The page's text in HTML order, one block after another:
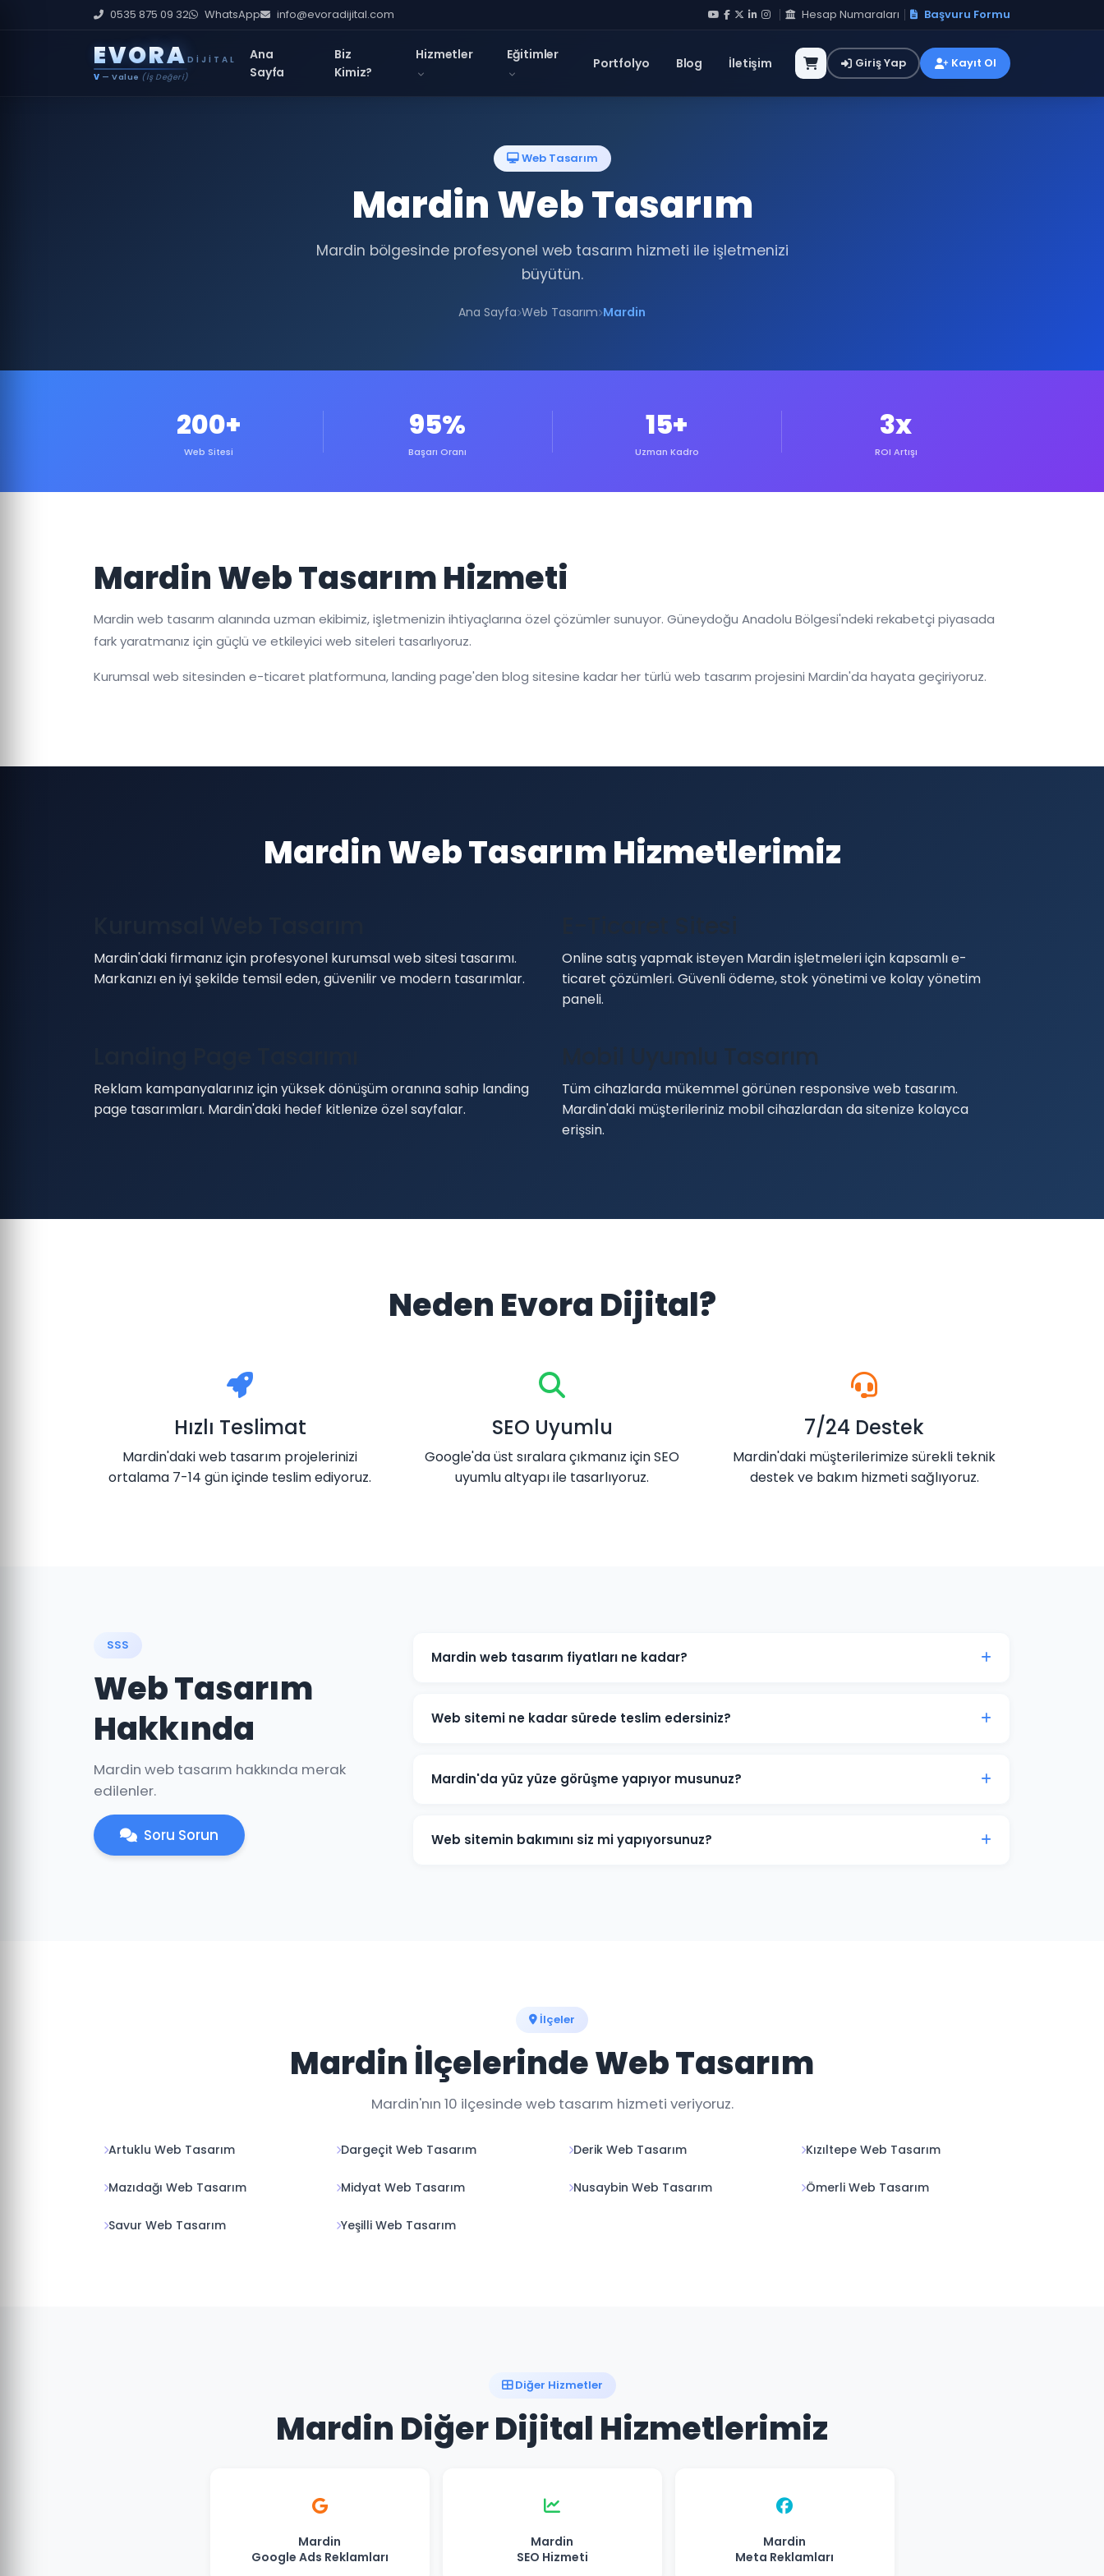
0535 875 09 32 WhatsApp info@evoradijital.com Hesap Numaraları Başvuru Formu
EVORA DIJITAL
V — Value (İş Değeri)
Ana
Sayfa
Biz
Kimiz?
Hizmetler Eğitimler
Portfolyo Blog İletişim Giriş Yap Kayıt Ol
Web Tasarım
Mardin Web Tasarım
Mardin bölgesinde profesyonel web tasarım hizmeti ile işletmenizi
büyütün.
Ana Sayfa Web Tasarım Mardin
200+
Web Sitesi
95%
Başarı Oranı
15+
Uzman Kadro
3x
ROI Artışı
Mardin Web Tasarım Hizmeti
Mardin web tasarım alanında uzman ekibimiz, işletmenizin ihtiyaçlarına özel çözümler sunuyor. Güneydoğu Anadolu Bölgesi'ndeki rekabetçi piyasada
fark yaratmanız için güçlü ve etkileyici web siteleri tasarlıyoruz.
Kurumsal web sitesinden e-ticaret platformuna, landing page'den blog sitesine kadar her türlü web tasarım projesini Mardin'da hayata geçiriyoruz.
Mardin Web Tasarım Hizmetlerimiz
Mardin'daki firmanız için profesyonel kurumsal web sitesi tasarımı.
Markanızı en iyi şekilde temsil eden, güvenilir ve modern tasarımlar.
Online satış yapmak isteyen Mardin işletmeleri için kapsamlı e-
ticaret çözümleri. Güvenli ödeme, stok yönetimi ve kolay yönetim
paneli.
Reklam kampanyalarınız için yüksek dönüşüm oranına sahip landing
page tasarımları. Mardin'daki hedef kitlenize özel sayfalar.
Mobil Uyumlu Tasarım
Tüm cihazlarda mükemmel görünen responsive web tasarım.
Mardin'daki müşterileriniz mobil cihazlardan da sitenize kolayca
erişsin.
Neden Evora Dijital?
Hızlı Teslimat
Mardin'daki web tasarım projelerinizi
ortalama 7-14 gün içinde teslim ediyoruz.
SEO Uyumlu
Google'da üst sıralara çıkmanız için SEO
uyumlu altyapı ile tasarlıyoruz.
7/24 Destek
Mardin'daki müşterilerimize sürekli teknik
destek ve bakım hizmeti sağlıyoruz.
SSS
Web Tasarım
Hakkında
Mardin web tasarım hakkında merak
edilenler.
Soru Sorun
Mardin web tasarım fiyatları ne kadar?
e-ticaret sitesi ve özel yazılım projeleri için farklı paketlerimiz bulunmaktadır. Detaylı fiyat bilgisi
Web sitemi ne kadar sürede teslim edersiniz?
edilmektedir. Projenin kapsamına göre süre değişebilir.
Mardin'da yüz yüze görüşme yapıyor musunuz?
detaylarını birlikte değerlendirebiliriz.
Web sitemin bakımını siz mi yapıyorsunuz?
İlçeler
Mardin İlçelerinde Web Tasarım
Mardin'nın 10 ilçesinde web tasarım hizmeti veriyoruz.
Artuklu Web Tasarım Dargeçit Web Tasarım Derik Web Tasarım Kızıltepe Web Tasarım
Mazıdağı Web Tasarım Midyat Web Tasarım Nusaybin Web Tasarım Ömerli Web Tasarım
Savur Web Tasarım Yeşilli Web Tasarım
Diğer Hizmetler
Mardin Diğer Dijital Hizmetlerimiz
Mardin
Google Ads Reklamları
Mardin
SEO Hizmeti
Mardin
Meta Reklamları